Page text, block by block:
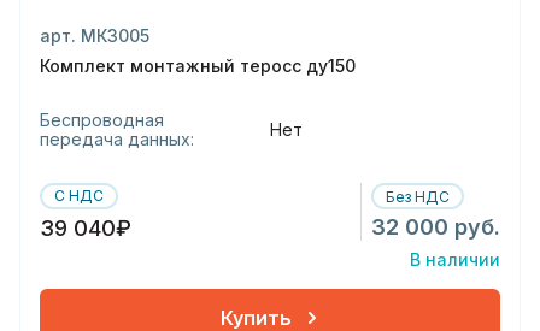
арт. МК3005
Комплект монтажный теросс ду150
Беспроводная
передача данных:
Нет
С НДС
39 040₽
Без НДС
32 000 руб.
В наличии
Купить